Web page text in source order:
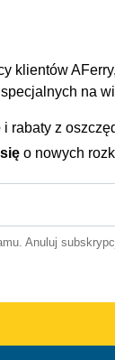
klientów
na
i rabaty z
o nowych
Anuluj